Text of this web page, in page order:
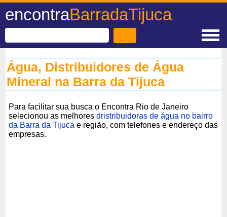
encontraBarradaTijuca
Água, Distribuidores de Água
Mineral na Barra da Tijuca
Para facilitar sua busca o Encontra Rio de Janeiro
selecionou as melhoresdristribuidoras de água no bairro
da Barra da Tijuca e região, com telefones e endereço das
empresas.